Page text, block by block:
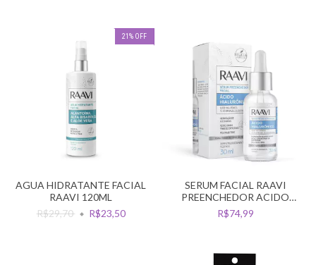
21 % OFF
AGUA HIDRATANTE FACIAL
RAAVI 120ML
R$29,70
R$23,50
SERUM FACIAL RAAVI
PREENCHEDOR ACIDO
HIALURONICO 30ML
R$74,99